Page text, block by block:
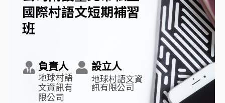
國際村語文短期補習
班
負責人
地球村語
文資訊有
限公司
設立人
地球村語文資
訊有限公司